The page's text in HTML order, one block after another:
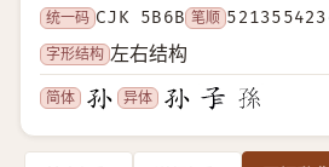
统一码 CJK 5B6B 笔顺
字形结构 左右结构
简体 异体